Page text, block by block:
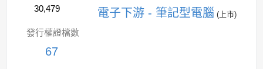
30,479
電子下游 - 筆記型電腦 (上市)
發行權證檔數
67